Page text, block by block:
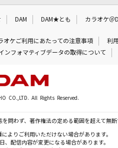
DAM DAM★とも カラオケ＠
オケご利用にあたっての注意事項
利
ンフォマティブデータの取得について
CO.,LTD. All Rights Reserved.
問わず、著作権法の定める範囲を超えて無
よりご利用いただけない場合があります。
、配信内容が変更になる場合があります。